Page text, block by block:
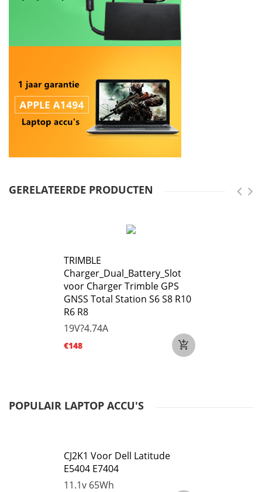
GERELATEERDE PRODUCTEN
TRIMBLE
Charger_Dual_Battery_Slot
voor Charger Trimble GPS
GNSS Total Station S6 S8 R10
R6 R8
19V?4.74A
€148
POPULAIR LAPTOP ACCU'S
CJ2K1 Voor Dell Latitude
E5404 E7404
11.1v 65Wh